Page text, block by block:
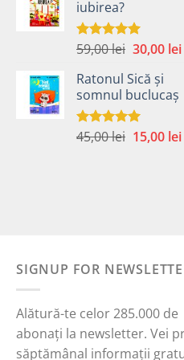
55,00 lei.
iubirea?
Evaluat la
59,00lei Prețul
a
fost:
59,00 lei.
30,00 lei
Ratonul Sică și
somnul buclucaș
Evaluat la
45,00lei Prețul
15,00 lei
SIGNUP FOR
Alătură-te celor 285.000 de
abonați la newsletter. Vei
săptămânal informații